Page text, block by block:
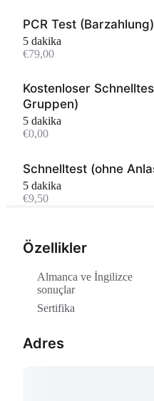
Özellikler
Almanca ve İngilizce
sonuçlar
Sertifika
Adres
PCR Test (Barzahlung)
5 dakika
€79,00
Kostenloser
Gruppen)
5 dakika
€0,00
Schnelltest (ohne
5 dakika
€9,50